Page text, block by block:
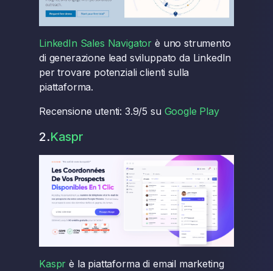
LinkedIn Sales Navigator è uno strumento
di generazione lead sviluppato da LinkedIn
per trovare potenziali clienti sulla
piattaforma.
Recensione utenti: 3.9/5 su Google Play
2.Kaspr
Kaspr è la piattaforma di email marketing